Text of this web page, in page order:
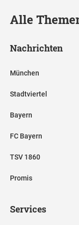
Alle
Nachrichten
München
Stadtviertel
Bayern
FC Bayern
TSV 1860
Promis
Services